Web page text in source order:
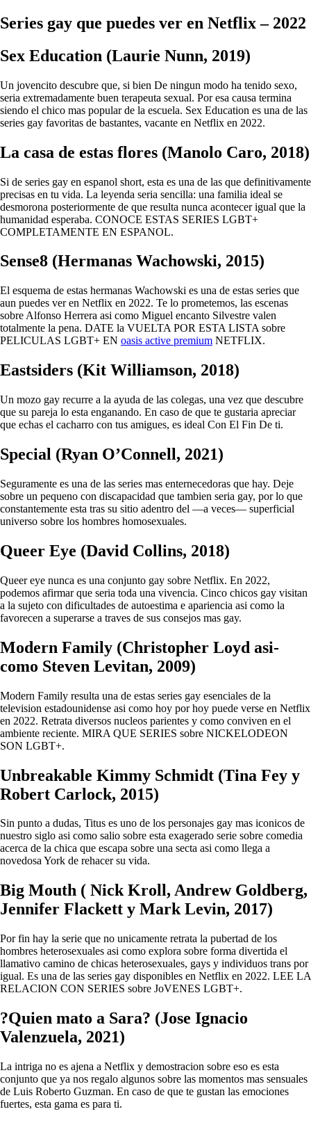
Series gay que puedes ver en Netflix – 2022
Sex Education (Laurie Nunn, 2019)
Un jovencito descubre que, si bien De ningun modo ha tenido sexo,
seri­a extremadamente buen terapeuta sexual. Por esa causa termina
siendo el chico mas popular de la escuela. Sex Education es una de las
series gay favoritas de bastantes, vacante en Netflix en 2022.
La casa de estas flores (Manolo Caro, 2018)
Si de series gay en espanol short, esta es una de las que definitivamente
precisas en tu vida. La leyenda seri­a sencilla: una familia ideal se
desmorona posteriormente de que resulta nunca acontecer igual que la
humanidad esperaba. CONOCE ESTAS SERIES LGBT+
COMPLETAMENTE EN ESPANOL.
Sense8 (Hermanas Wachowski, 2015)
El esquema de estas hermanas Wachowski es una de estas series que
aun puedes ver en Netflix en 2022. Te lo prometemos, las escenas
sobre Alfonso Herrera asi­ como Miguel encanto Silvestre valen
totalmente la pena. DATE la VUELTA POR ESTA LISTA sobre
PELICULAS LGBT+ EN oasis active premium NETFLIX.
Eastsiders (Kit Williamson, 2018)
Un mozo gay recurre a la ayuda de las colegas, una vez que descubre
que su pareja lo esta enganando. En caso de que te gustaria apreciar
que echas el cacharro con tus amigues, es ideal Con El Fin De ti.
Special (Ryan O’Connell, 2021)
Seguramente es una de las series mas enternecedoras que hay. Deje
sobre un pequeno con discapacidad que tambien seri­a gay, por lo que
constantemente esta tras su sitio adentro del —a veces— superficial
universo sobre los hombres homosexuales.
Queer Eye (David Collins, 2018)
Queer eye nunca es una conjunto gay sobre Netflix. En 2022,
podemos afirmar que seri­a toda una vivencia. Cinco chicos gay visitan
a la sujeto con dificultades de autoestima e apariencia asi­ como la
favorecen a superarse a traves de sus consejos mas gay.
Modern Family (Christopher Loyd asi­
como Steven Levitan, 2009)
Modern Family resulta una de estas series gay esenciales de la
television estadounidense asi­ como hoy por hoy puede verse en Netflix
en 2022. Retrata diversos nucleos parientes y como conviven en el
ambiente reciente. MIRA QUE SERIES sobre NICKELODEON
SON LGBT+.
Unbreakable Kimmy Schmidt (Tina Fey y
Robert Carlock, 2015)
Sin punto a dudas, Titus es uno de los personajes gay mas iconicos de
nuestro siglo asi­ como salio sobre esta exagerado serie sobre comedia
acerca de la chica que escapa sobre una secta asi­ como llega a
novedosa York de rehacer su vida.
Big Mouth ( Nick Kroll, Andrew Goldberg,
Jennifer Flackett y Mark Levin, 2017)
Por fin hay la serie que no unicamente retrata la pubertad de los
hombres heterosexuales asi­ como explora sobre forma divertida el
llamativo camino de chicas heterosexuales, gays y individuos trans por
igual. Es una de las series gay disponibles en Netflix en 2022. LEE LA
RELACION CON SERIES sobre JoVENES LGBT+.
?Quien mato a Sara? (Jose Ignacio
Valenzuela, 2021)
La intriga no es ajena a Netflix y demostracion sobre eso es esta
conjunto que ya nos regalo algunos sobre las momentos mas sensuales
de Luis Roberto Guzman. En caso de que te gustan las emociones
fuertes, esta gama es para ti.